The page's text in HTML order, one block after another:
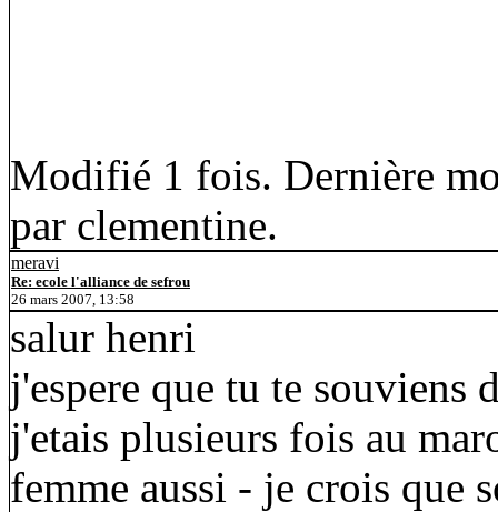
Modifié 1 fois. Dernière
par clementine.
meravi
Re: ecole l'alliance de sefrou
26 mars 2007, 13:58
salur henri
j'espere que tu te souviens
j'etais plusieurs fois au
femme aussi - je crois que